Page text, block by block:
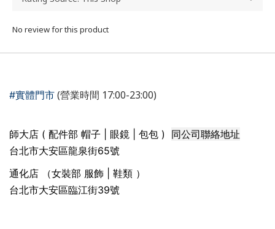
No review for this product
#實體門市 (營業時間 17:00-23:00)
師大店 ( 配件部 帽子 | 眼鏡 | 包包 ) 同公司聯絡地址
台北市大安區龍泉街65號
通化店 （女裝部 服飾 | 鞋類 ）
台北市大安區臨江街39號